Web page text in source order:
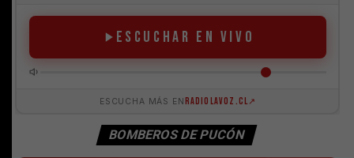
BOMBEROS DE PUCÓN